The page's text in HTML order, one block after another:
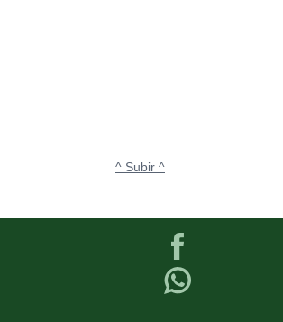
^ Subir ^